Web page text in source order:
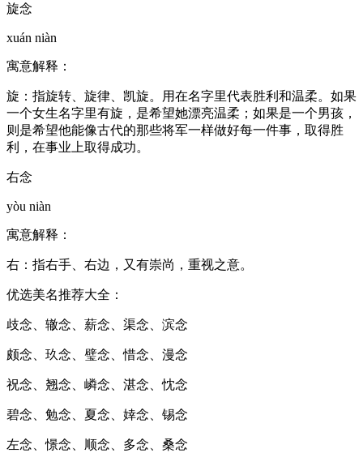
旋念
xuán niàn
寓意解释：
旋：指旋转、旋律、凯旋。用在名字里代表胜利和温柔。如果
一个女生名字里有旋，是希望她漂亮温柔；如果是一个男孩，
则是希望他能像古代的那些将军一样做好每一件事，取得胜
利，在事业上取得成功。
右念
yòu niàn
寓意解释：
右：指右手、右边，又有崇尚，重视之意。
优选美名推荐大全：
歧念、辙念、薪念、渠念、滨念
颇念、玖念、璧念、惜念、漫念
祝念、翘念、嶙念、湛念、忱念
碧念、勉念、夏念、婞念、锡念
左念、憬念、顺念、多念、桑念